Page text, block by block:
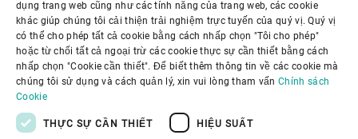
Về Chúng tôi
Liên kết hữu ích
GERMAN
FRENCH
PORTUGUESE
dụng trang web cũng như các tính năng của trang web, các cookie
khác giúp chúng tôi cải thiện trải nghiệm trực tuyến của quý vị. Quý vị
có thể cho phép tất cả cookie bằng cách nhấp chọn "Tôi cho phép"
hoặc từ chối tất cả ngoại trừ các cookie thực sự cần thiết bằng cách
nhấp chọn "Cookie cần thiết". Để biết thêm thông tin về các cookie mà
chúng tôi sử dụng và cách quản lý, xin vui lòng tham vấnChính sách
Cookie
THỰC SỰ CẦN THIẾT HIỆU SUẤT